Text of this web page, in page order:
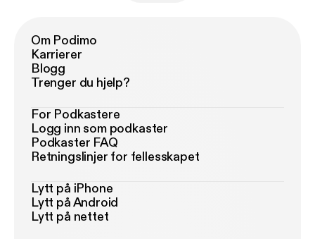
Om Podimo
Karrierer
Blogg
Trenger du hjelp?
For Podkastere
Logg inn som podkaster
Podkaster FAQ
Retningslinjer for fellesskapet
Lytt på iPhone
Lytt på Android
Lytt på nettet